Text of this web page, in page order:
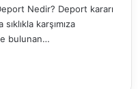
Nedir? Deport kararı
karşımıza
bulunan…